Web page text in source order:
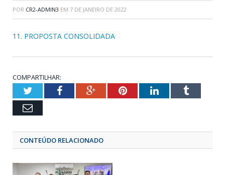
POR CR2-ADMIN3 EM 7 DE JANEIRO DE 2022
11. PROPOSTA CONSOLIDADA
COMPARTILHAR:
TwitterFacebookGoogle+PinterestLinkedInTumblr
Email
CONTEÚDO RELACIONADO